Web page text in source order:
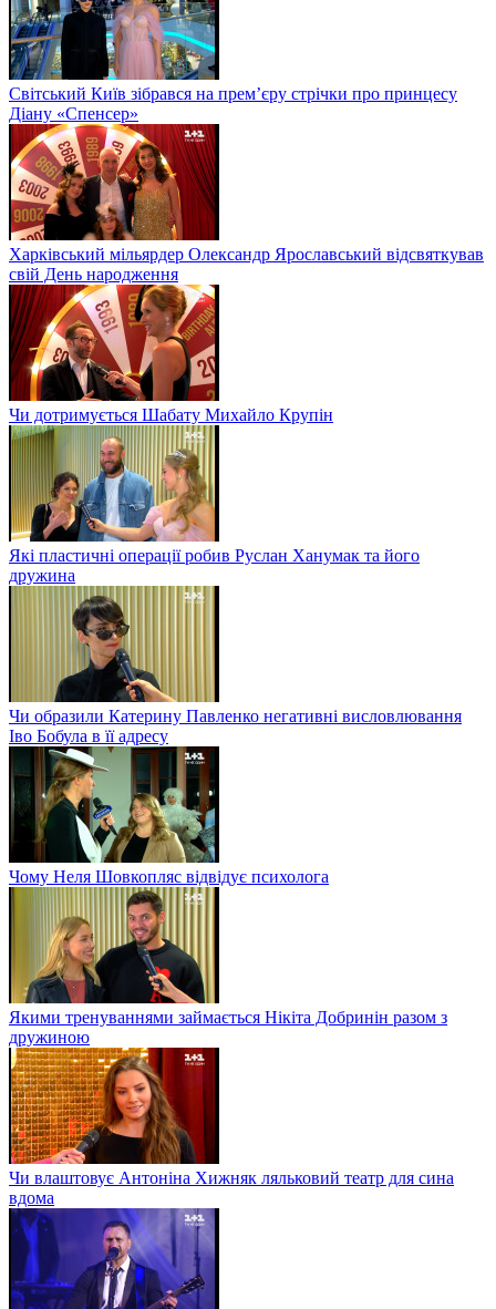
Світський Київ зібрався на прем’єру стрічки про принцесу
Діану «Спенсер»
Харківський мільярдер Олександр Ярославський відсвяткував
свій День народження
Чи дотримується Шабату Михайло Крупін
Які пластичні операції робив Руслан Ханумак та його
дружина
Чи образили Катерину Павленко негативні висловлювання
Іво Бобула в її адресу
Чому Неля Шовкопляс відвідує психолога
Якими тренуваннями займається Нікіта Добринін разом з
дружиною
Чи влаштовує Антоніна Хижняк ляльковий театр для сина
вдома